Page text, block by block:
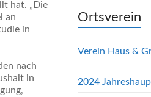
hat. „Die
an
in
nach
in
Ortsverein
Verein Haus &
2024